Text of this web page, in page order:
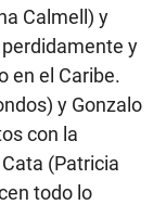
Calmell) y
y
en el Caribe.
y Gonzalo
con la
(Patricia
todo lo